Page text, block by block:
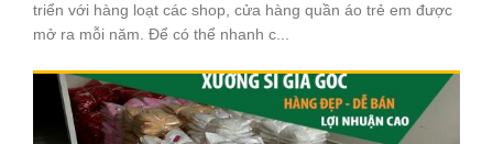
triển với hàng loạt các shop, cửa hàng quần áo trẻ em được
mở ra mỗi năm. Để có thể nhanh c...